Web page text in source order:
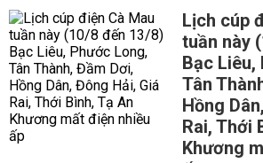
Lịch cúp
tuần này
Bạc Liêu,
Tân
Hồng
Rai, Thới
Khương